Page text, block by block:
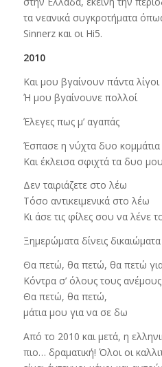
τα νεανικά συγκροτήματα
Sinnerz και οι Hi5.
2010
Και μου βγαίνουν πάντα λίγοι
Ή μου βγαίνουνε πολλοί
Έλεγες πως μ’ αγαπάς
Έσπασε η νύχτα δυο κομμάτια
Και έκλεισα σφιχτά τα δυο
Δεν ταιριάζετε στο λέω
Τόσο αντικειμενικά στο λέω
Κι άσε τις φίλες σου να λένε
Ξημερώματα δίνεις δικαιώματα
Θα πετώ, θα πετώ, θα πετώ
Κόντρα σ’ όλους τους
Θα πετώ, θα πετώ,
μάτια μου για να σε δω
Από το 2010 και μετά, η
πιο… δραματική! Όλοι οι